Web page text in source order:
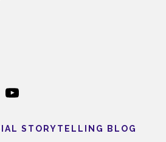
Twitter
STORYTELLING BLOG